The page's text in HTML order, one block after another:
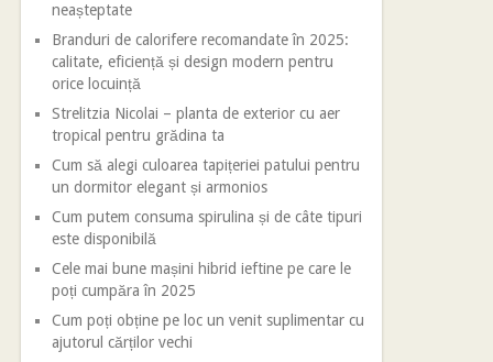
neașteptate
Branduri de calorifere recomandate în 2025:
calitate, eficiență și design modern pentru
orice locuință
Strelitzia Nicolai – planta de exterior cu aer
tropical pentru grădina ta
Cum să alegi culoarea tapițeriei patului pentru
un dormitor elegant și armonios
Cum putem consuma spirulina și de câte tipuri
este disponibilă
Cele mai bune mașini hibrid ieftine pe care le
poți cumpăra în 2025
Cum poți obține pe loc un venit suplimentar cu
ajutorul cărților vechi